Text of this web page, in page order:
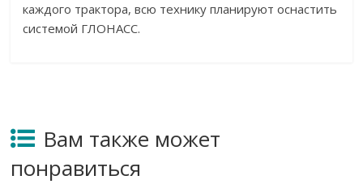
каждого трактора, всю технику планируют оснастить
системой ГЛОНАСС.
Вам также может
понравиться